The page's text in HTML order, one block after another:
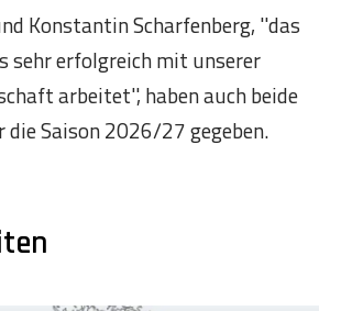
Konstantin Scharfenberg, ''das
sehr erfolgreich mit unserer
arbeitet'', haben auch beide
die Saison 2026/27 gegeben.